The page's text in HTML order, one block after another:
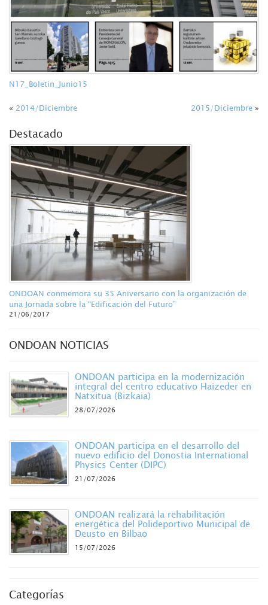
N17_Boletin_Junio15
« 2014/Diciembre 2015/Diciembre »
Destacado
ONDOAN conmemora su 35 Aniversario con la organización de
una Jornada sobre la “Edificación del Futuro”
21/06/2017
ONDOAN NOTICIAS
ONDOAN participa en la modernización
integral del centro educativo Haizeder en
Natxitua (Bizkaia)
28/07/2026
ONDOAN participa en el desarrollo del
nuevo edificio del Donostia International
Physics Center (DIPC)
21/07/2026
ONDOAN realizará la rehabilitación
energética del Polideportivo Municipal de
Deusto en Bilbao
15/07/2026
Categorías